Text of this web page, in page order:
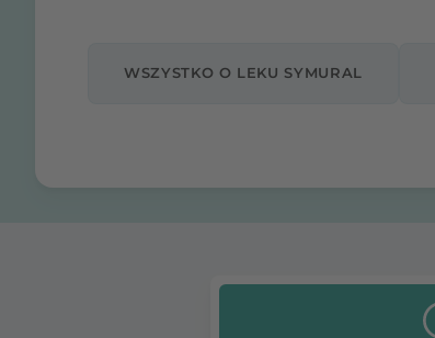
WSZYSTKO O LEKU SYMURAL